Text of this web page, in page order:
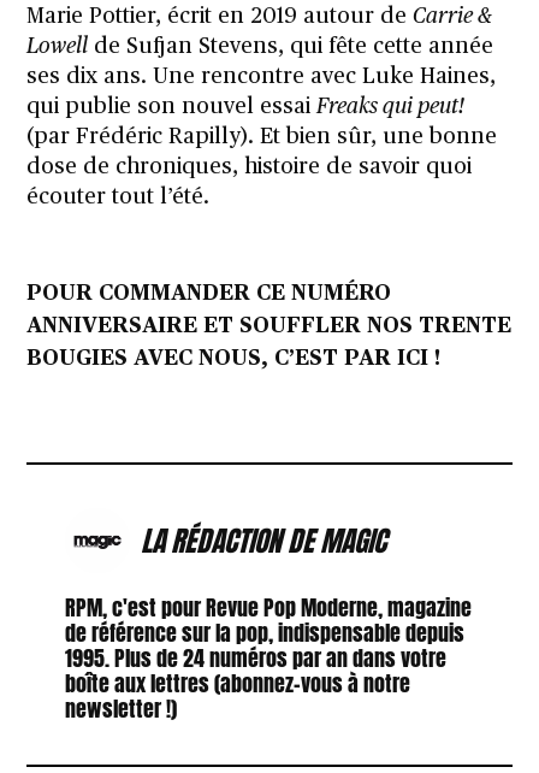
Marie Pottier, écrit en 2019 autour deCarrie &
Lowell de Sufjan Stevens, qui fête cette année
ses dix ans. Une rencontre avec Luke Haines,
qui publie son nouvel essaiFreaks qui peut!
(par Frédéric Rapilly). Et bien sûr, une bonne
dose de chroniques, histoire de savoir quoi
écouter tout l’été.
POUR COMMANDER CE NUMÉRO
ANNIVERSAIRE ET SOUFFLER NOS TRENTE
BOUGIES AVEC NOUS, C’EST PAR ICI !
LA RÉDACTION DE MAGIC
RPM, c'est pour Revue Pop Moderne, magazine
de référence sur la pop, indispensable depuis
1995. Plus de 24 numéros par an dans votre
boîte aux lettres (abonnez-vous à notre
newsletter !)